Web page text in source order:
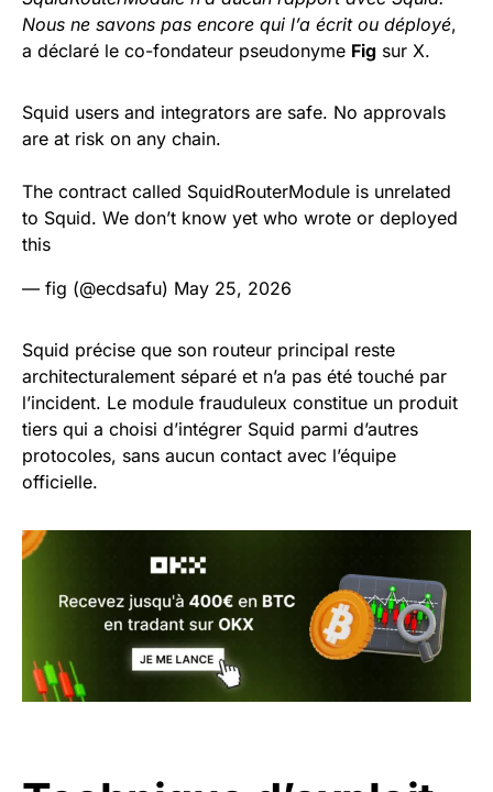
Nous ne savons pas encore qui l’a écrit ou déployé,
a déclaré le co-fondateur pseudonyme Fig sur X.
Squid users and integrators are safe. No approvals
are at risk on any chain.
The contract called SquidRouterModule is unrelated
to Squid. We don’t know yet who wrote or deployed
this
— fig (@ecdsafu) May 25, 2026
Squid précise que son routeur principal reste
architecturalement séparé et n’a pas été touché par
l’incident. Le module frauduleux constitue un produit
tiers qui a choisi d’intégrer Squid parmi d’autres
protocoles, sans aucun contact avec l’équipe
officielle.